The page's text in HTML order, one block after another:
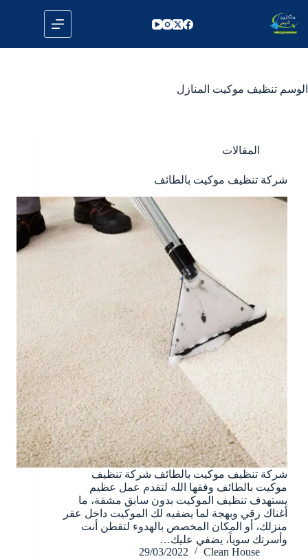
إلى
المحتوى
الوسم تنظيف موكيت المنازل
المقالات
شركة تنظيف موكيت بالطائف
شركة تنظيف موكيت بالطائف شركة تنظيف
موكيت بالطائف وفقها الله لتقدم عمل عظيم
يستهدف تنظيف الموكيت بدون سابق مشقة، ما
أغناك رقي وبهجة لما يضفيه لك الموكيت داخل عقر
منزلك، أو المكان المخصص بالهدوء لتقطن أنت
وأسرتك سوياً، يضفي عليك…
Clean House
29/03/2022